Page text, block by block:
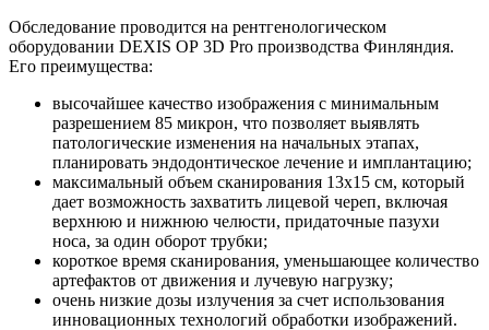
Обследование проводится на рентгенологическом
оборудовании DEXIS ОР 3D Pro производства Финляндия.
Его преимущества:
высочайшее качество изображения с минимальным
разрешением 85 микрон, что позволяет выявлять
патологические изменения на начальных этапах,
планировать эндодонтическое лечение и имплантацию;
максимальный объем сканирования 13х15 см, который
дает возможность захватить лицевой череп, включая
верхнюю и нижнюю челюсти, придаточные пазухи
носа, за один оборот трубки;
короткое время сканирования, уменьшающее количество
артефактов от движения и лучевую нагрузку;
очень низкие дозы излучения за счет использования
инновационных технологий обработки изображений.